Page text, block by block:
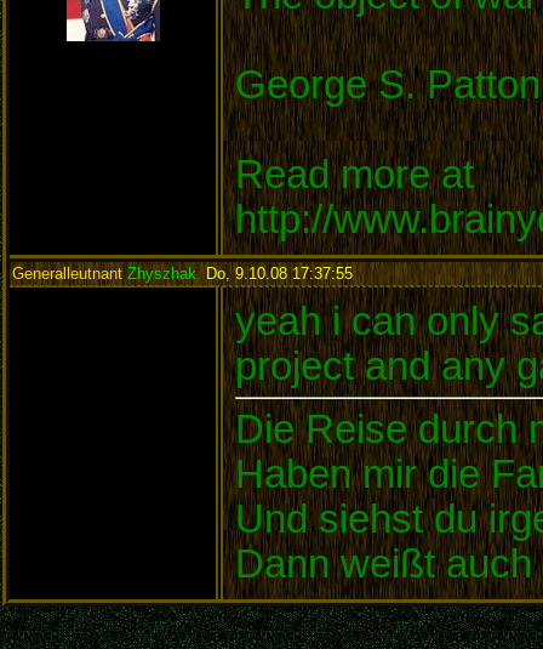
George S. Patton
Read more at
http://
Generalleutnant Zhyszhak, Do, 9.10.08 17:37:55:
yeah i can only
project and any
Die Reise durch
Haben mir die
Und siehst du
Dann weißt